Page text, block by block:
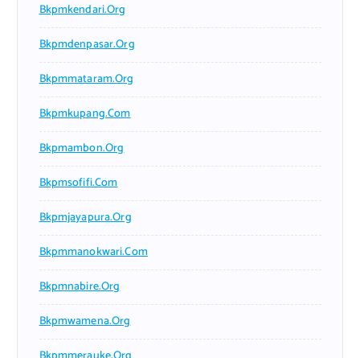
Bkpmkendari.org
Bkpmdenpasar.org
Bkpmmataram.org
Bkpmkupang.com
Bkpmambon.org
Bkpmsofifi.com
Bkpmjayapura.org
Bkpmmanokwari.com
Bkpmnabire.org
Bkpmwamena.org